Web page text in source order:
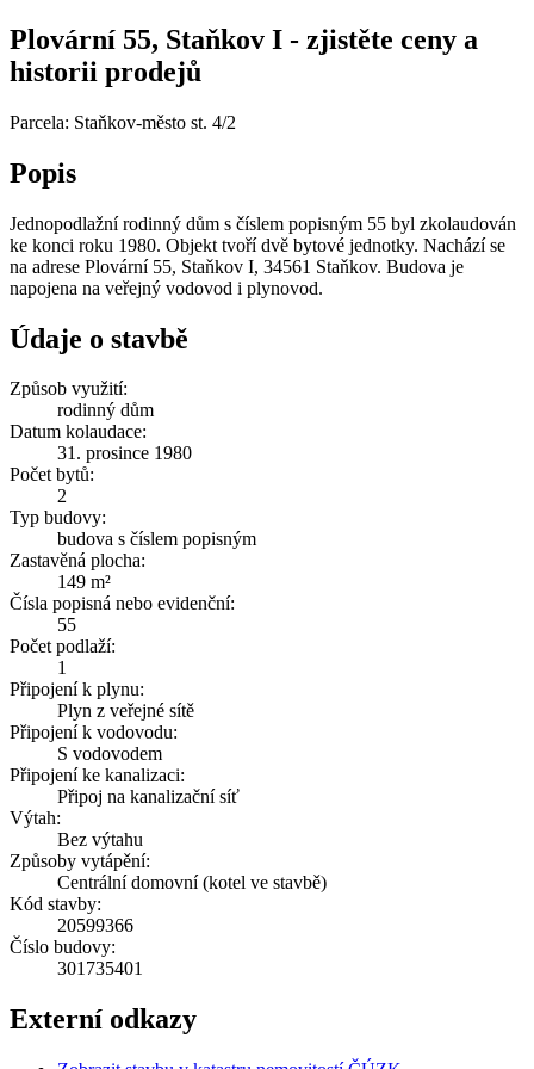
Plovární 55, Staňkov I - zjistěte ceny a
historii prodejů
Parcela: Staňkov-město st. 4/2
Popis
Jednopodlažní rodinný dům s číslem popisným 55 byl zkolaudován
ke konci roku 1980. Objekt tvoří dvě bytové jednotky. Nachází se
na adrese Plovární 55, Staňkov I, 34561 Staňkov. Budova je
napojena na veřejný vodovod i plynovod.
Údaje o stavbě
Způsob využití:
rodinný dům
Datum kolaudace:
31. prosince 1980
Počet bytů:
2
Typ budovy:
budova s číslem popisným
Zastavěná plocha:
149 m²
Čísla popisná nebo evidenční:
55
Počet podlaží:
1
Připojení k plynu:
Plyn z veřejné sítě
Připojení k vodovodu:
S vodovodem
Připojení ke kanalizaci:
Připoj na kanalizační síť
Výtah:
Bez výtahu
Způsoby vytápění:
Centrální domovní (kotel ve stavbě)
Kód stavby:
20599366
Číslo budovy:
301735401
Externí odkazy